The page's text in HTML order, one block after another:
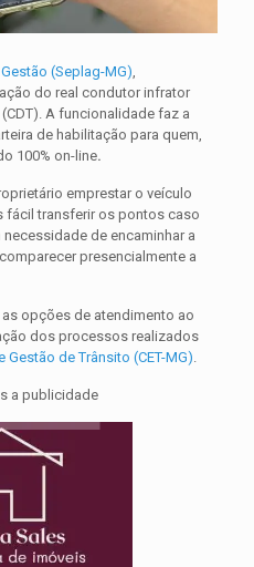
(Seplag-MG),
do real condutor infrator
A funcionalidade faz a
de habilitação para quem,
100% on-line.
emprestar o veículo
fácil transferir os pontos caso
de encaminhar a
presencialmente a
opções de atendimento ao
dos processos realizados
de Trânsito (CET-MG).
a publicidade